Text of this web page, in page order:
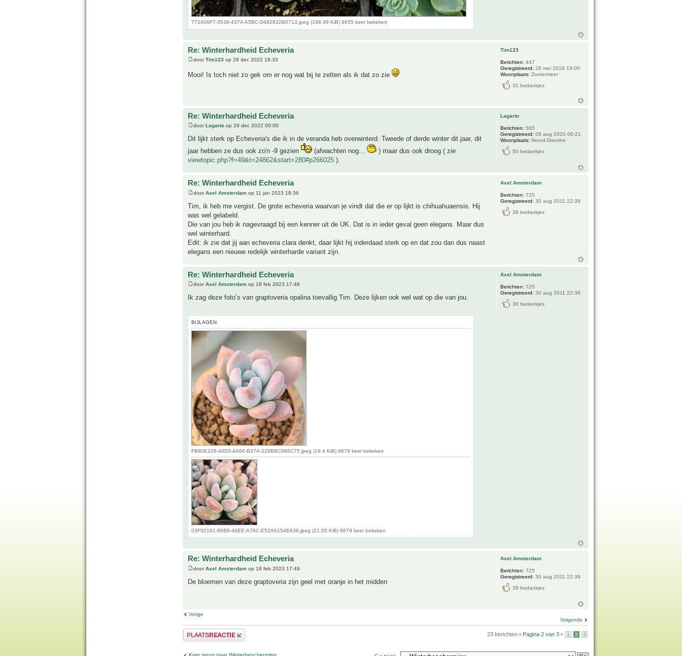
772406F7-3538-4374-A5BC-D482832B0713.jpeg (198.49 KiB) 9655 keer bekeken
Re: Winterhardheid Echeveria
doorTim123 op 28 dec 2022 18:33
Mooi! Is toch niet zo gek om er nog wat bij te zetten als ik dat zo zie
Tim123
Berichten: 447
Geregistreerd: 28 mei 2019 19:00
Woonplaats: Zoetermeer
31 bedankjes
Re: Winterhardheid Echeveria
door Lagarto op 29 dec 2022 00:00
Dit lijkt sterk op Echeveria's die ik in de veranda heb overwinterd. Tweede of derde winter dit jaar, dit
jaar hebben ze dus ook zo'n -9 gezien
(afwachten nog...
) maar dus ook droog ( zie
viewtopic.php?f=49&t=24862&start=280#p266025 ).
Lagarto
Berichten: 565
Geregistreerd: 09 aug 2020 00:21
Woonplaats: Noord-Drenthe
50 bedankjes
Re: Winterhardheid Echeveria
doorAxel Amsterdam op 11 jan 2023 18:36
Tim, ik heb me vergist. De grote echeveria waarvan je vindt dat die er op lijkt is chihuahuaensis. Hij
was wel gelabeld.
Die van jou heb ik nagevraagd bij een kenner uit de UK. Dat is in ieder geval geen elegans. Maar dus
wel winterhard.
Edit: ik zie dat jij aan echeveria clara denkt, daar lijkt hij inderdaad sterk op en dat zou dan dus naast
elegans een nieuwe redelijk winterharde variant zijn.
Axel Amsterdam
Berichten: 725
Geregistreerd: 30 aug 2011 22:38
38 bedankjes
Re: Winterhardheid Echeveria
doorAxel Amsterdam op 18 feb 2023 17:46
Ik zag deze foto’s van graptoveria opalina toevallig Tim. Deze lijken ook wel wat op die van jou.
BIJLAGEN
FB80E226-44D3-4A66-B37A-229BBC986C75.jpeg (19.4 KiB) 8679 keer bekeken
03F92161-96B8-46EE-A76C-E52A6154E636.jpeg (21.05 KiB) 8679 keer bekeken
Axel Amsterdam
Berichten: 725
Geregistreerd: 30 aug 2011 22:38
38 bedankjes
Re: Winterhardheid Echeveria
doorAxel Amsterdam op 18 feb 2023 17:49
De bloemen van deze graptoveria zijn geel met oranje in het midden
Axel Amsterdam
Berichten: 725
Geregistreerd: 30 aug 2011 22:38
38 bedankjes
Vorige
Volgende
Plaats een reactie 23 berichten • Pagina 2 van 3 • 1 2 3